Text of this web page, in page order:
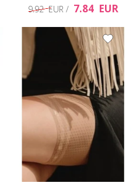
9.92 EUR / 7.84 EUR